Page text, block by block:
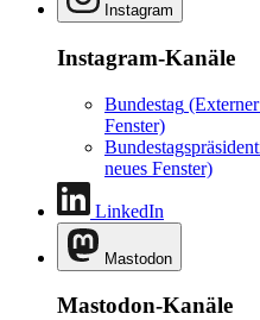
Instagram
Instagram-Kanäle
Bundestag
Fenster)
neues Fenster)
LinkedIn
Mastodon
Mastodon-Kanäle